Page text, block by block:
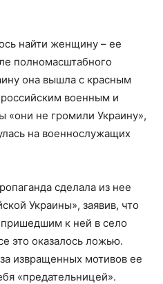
найти женщину – ее
полномасштабного
она вышла с красным
военным и
«они не громили Украину»,
на военнослужащих
сделала из нее
Украины», заявив, что
к ней в село
это оказалось ложью.
извращенных мотивов ее
«предательницей».